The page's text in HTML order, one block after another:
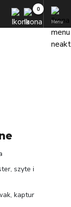
Menu
szyte i
kaptur